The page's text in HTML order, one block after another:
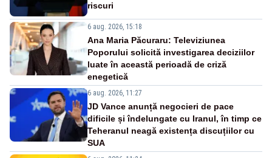
riscuri
6 aug. 2026, 15:18
Ana Maria Păcuraru: Televiziunea
Poporului solicită investigarea deciziilor
luate în această perioadă de criză
enegetică
6 aug. 2026, 11:27
JD Vance anunță negocieri de pace
dificile și îndelungate cu Iranul, în timp ce
Teheranul neagă existența discuțiilor cu
SUA